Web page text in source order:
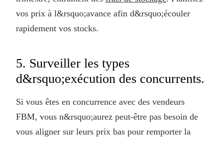
vos prix à l&rsquo;avance afin d&rsquo;écouler
rapidement vos stocks.
5. Surveiller les types
d&rsquo;exécution des concurrents.
Si vous êtes en concurrence avec des vendeurs
FBM, vous n&rsquo;aurez peut-être pas besoin de
vous aligner sur leurs prix bas pour remporter la